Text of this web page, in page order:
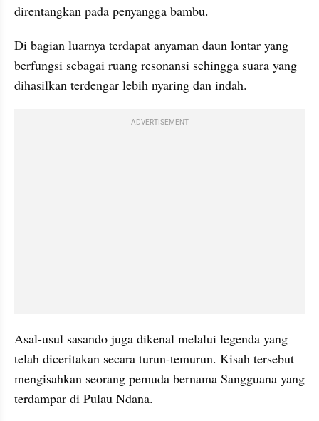
direntangkan pada penyangga bambu.
Di bagian luarnya terdapat anyaman daun lontar yang
berfungsi sebagai ruang resonansi sehingga suara yang
dihasilkan terdengar lebih nyaring dan indah.
ADVERTISEMENT
Asal-usul sasando juga dikenal melalui legenda yang
telah diceritakan secara turun-temurun. Kisah tersebut
mengisahkan seorang pemuda bernama Sangguana yang
terdampar di Pulau Ndana.